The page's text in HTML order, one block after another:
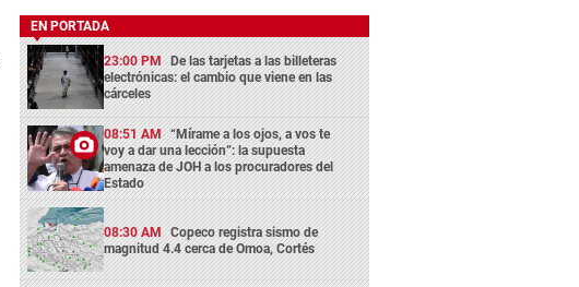
EN PORTADA
23:00 PM De las tarjetas a las billeteras
electrónicas: el cambio que viene en las
cárceles
08:51 AM “Mírame a los ojos, a vos te
voy a dar una lección”: la supuesta
amenaza de JOH a los procuradores del
Estado
08:30 AM Copeco registra sismo de
magnitud 4.4 cerca de Omoa, Cortés